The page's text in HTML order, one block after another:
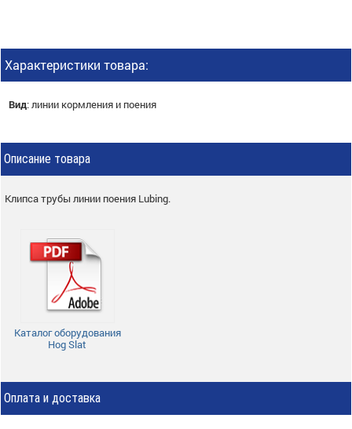
Характеристики товара:
Вид: линии кормления и поения
Описание товара
Клипса трубы линии поения Lubing.
Каталог оборудования
Hog Slat
Оплата и доставка